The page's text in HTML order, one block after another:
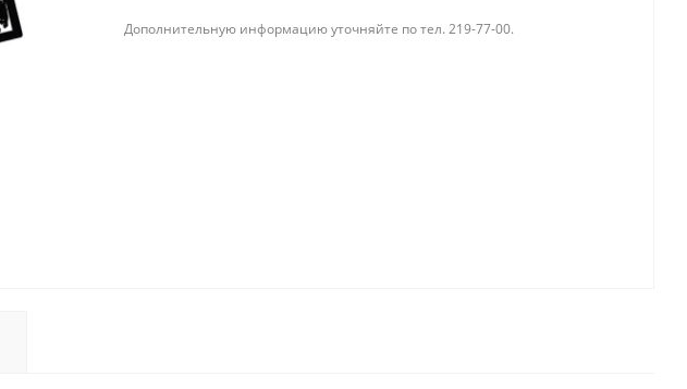
Дополнительную информацию уточняйте по тел. 219-77-00.